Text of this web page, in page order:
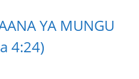
YA MUNGU
4:24)